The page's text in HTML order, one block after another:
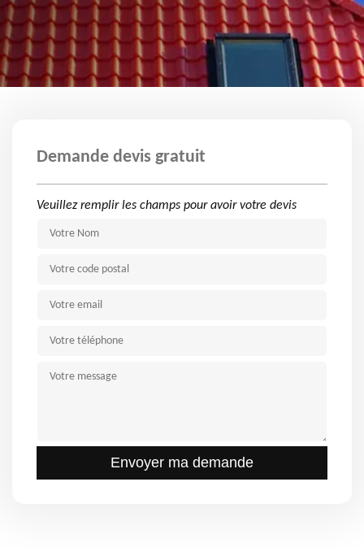
Demande devis gratuit
Veuillez remplir les champs pour avoir votre devis